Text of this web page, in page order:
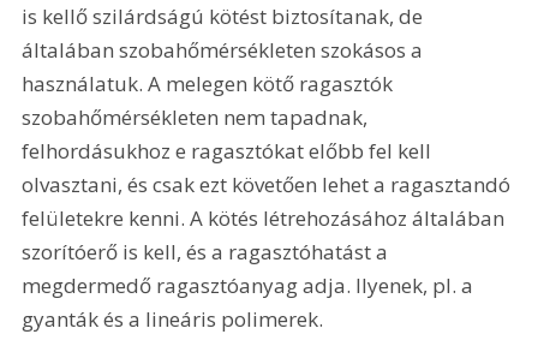
is kellő szilárdságú kötést biztosítanak, de
általában szobahőmérsékleten szokásos a
használatuk. A melegen kötő ragasztók
szobahőmérsékleten nem tapadnak,
felhordásukhoz e ragasztókat előbb fel kell
olvasztani, és csak ezt követően lehet a ragasztandó
felületekre kenni. A kötés létrehozásához általában
szorítóerő is kell, és a ragasztóhatást a
megdermedő ragasztóanyag adja. Ilyenek, pl. a
gyanták és a lineáris polimerek.